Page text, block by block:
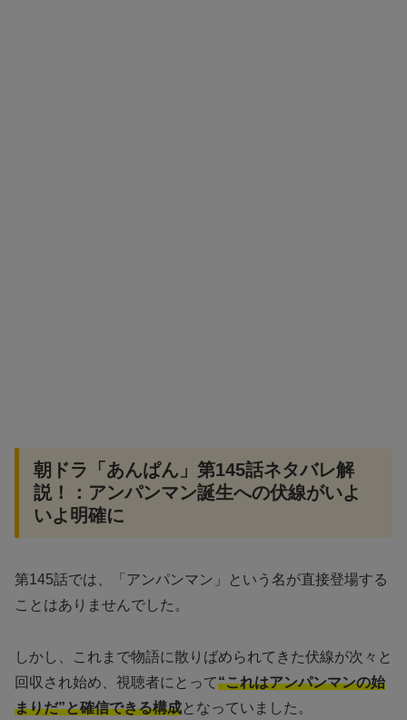
朝ドラ「あんぱん」第145話ネタバレ解
説！：アンパンマン誕生への伏線がいよ
いよ明確に
第145話では、「アンパンマン」という名が直接登場する
ことはありませんでした。
しかし、これまで物語に散りばめられてきた伏線が次々と
回収され始め、視聴者にとって“これはアンパンマンの始
まりだ”と確信できる構成となっていました。